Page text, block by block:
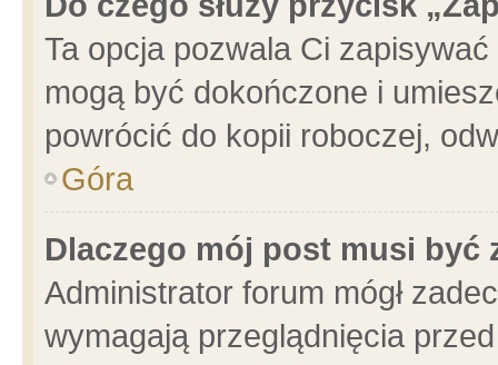
Ta opcja pozwala Ci
mogą być dokończone i
powrócić do kopii roboczej,
Góra
Dlaczego mój post musi być
Administrator forum mógł
wymagają przeglądnięcia